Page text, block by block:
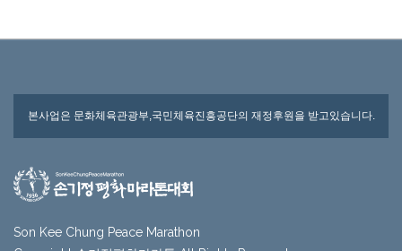
본사업은 문화체육관광부,국민체육진흥공단의 재정후원을 받고있습니다.
Son Kee Chung Peace Marathon